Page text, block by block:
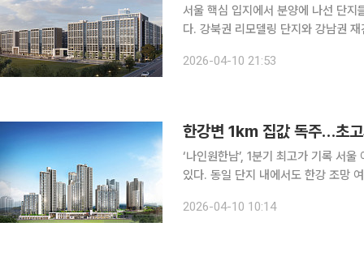
서울 핵심 입지에서 분양에 나선 단지
다. 강북권 리모델링 단지와 강남권
78가구 모집에 1만528명이 신청해
2026-04-10 21:53
한강변 1km 집값 독주…초고
‘나인원한남’, 1분기 최고가 기록 서울 아파트 초고가 거래가 한강변에 집중되는 흐름이 뚜렷해지고
있다. 동일 단지 내에서도 한강 조망
나왔다. 10일 부동산 빅데이터 플랫폼
2026-04-10 10:14